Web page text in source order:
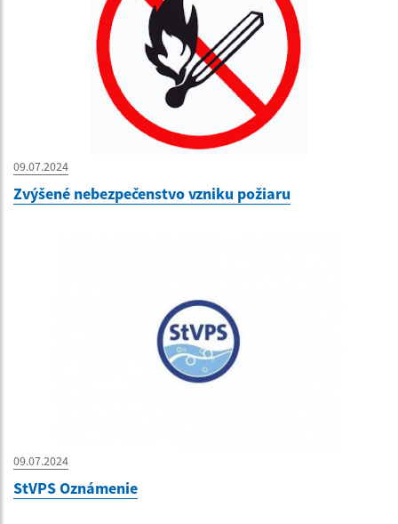
09.07.2024
Zvýšené nebezpečenstvo vzniku požiaru
09.07.2024
StVPS Oznámenie